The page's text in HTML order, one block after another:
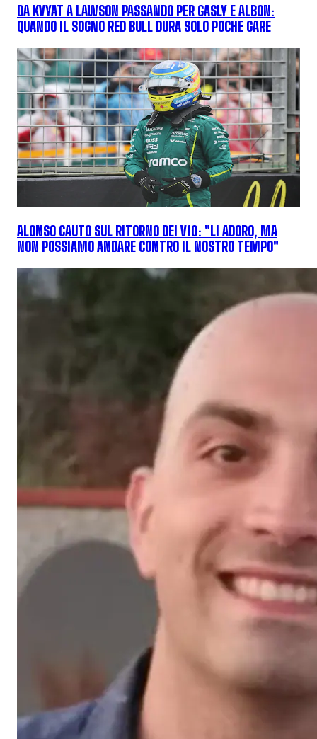
DA KVYAT A LAWSON PASSANDO PER GASLY E ALBON:
QUANDO IL SOGNO RED BULL DURA SOLO POCHE GARE
ALONSO CAUTO SUL RITORNO DEI V10: "LI ADORO, MA
NON POSSIAMO ANDARE CONTRO IL NOSTRO TEMPO"